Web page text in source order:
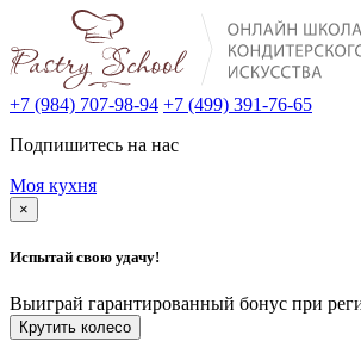
+7 (984) 707-98-94 +7 (499) 391-76-65
Подпишитесь на нас
Моя кухня
×
Испытай свою удачу!
Выиграй гарантированный бонус при
Крутить колесо